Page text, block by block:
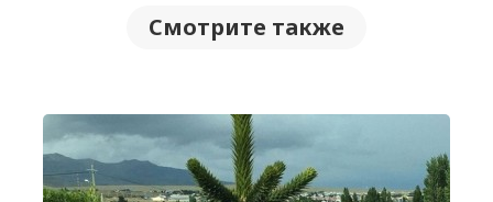
Смотрите также